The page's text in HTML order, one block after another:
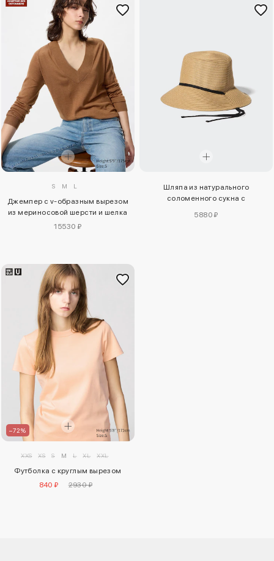
S M L
Джемпер с v-образным вырезом
из мериносовой шерсти и шелка
15530 ₽
Шляпа из натурального
соломенного сукна с
голове и защитой от уф-лучей
5880 ₽
–72%
XXS XS S M L XL XXL
Футболка с круглым вырезом
840 ₽
2930 ₽